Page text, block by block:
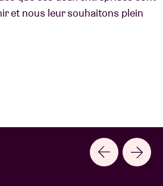
et nous leur souhaitons plein